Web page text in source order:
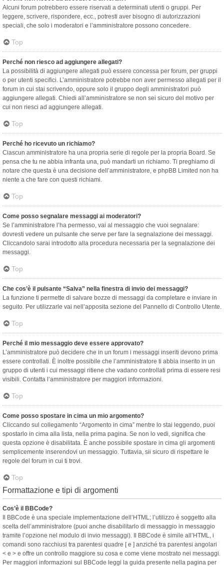
Alcuni forum potrebbero essere riservati a determinati utenti o gruppi. Per
leggere, scrivere, rispondere, ecc., potresti aver bisogno di autorizzazioni
speciali, che solo i moderatori e l’amministratore possono concedere.
Top
Perché non riesco ad aggiungere allegati?
La possibilità di aggiungere allegati può essere concessa per forum, per gruppi
o per utenti specifici. L’amministratore potrebbe non aver permesso allegati per il
forum in cui stai scrivendo, oppure solo il gruppo degli amministratori può
aggiungere allegati. Chiedi all’amministratore se non sei sicuro del motivo per
cui non riesci ad aggiungere allegati.
Top
Perché ho ricevuto un richiamo?
Ciascun amministratore ha una propria serie di regole per la propria Board. Se
pensa che tu ne abbia infranta una, può mandarti un richiamo. Ti preghiamo di
notare che questa è una decisione dell’amministratore, e phpBB Limited non ha
niente a che fare con questi richiami.
Top
Come posso segnalare messaggi ai moderatori?
Se l’amministratore l’ha permesso, vai al messaggio che vuoi segnalare:
dovresti vedere un pulsante che serve per fare la segnalazione dei messaggi.
Cliccandolo sarai introdotto alla procedura necessaria per la segnalazione dei
messaggi.
Top
Che cos’è il pulsante “Salva” nella finestra di invio dei messaggi?
La funzione ti permette di salvare bozze di messaggi da completare e inviare in
seguito. Per utilizzarle vai nell’apposita sezione del Pannello di Controllo Utente.
Top
Perché il mio messaggio deve essere approvato?
L’amministratore può decidere che in un forum i messaggi inseriti devono prima
essere controllati. È inoltre possibile che l’amministratore ti abbia inserito in un
gruppo di utenti i cui messaggi ritiene che vadano controllati prima di essere resi
visibili. Contatta l’amministratore per maggiori informazioni.
Top
Come posso spostare in cima un mio argomento?
Cliccando sul collegamento “Argomento in cima” mentre lo stai leggendo, puoi
spostarlo in cima alla lista, nella prima pagina. Se non lo vedi, significa che
questa opzione è disabilitata. È anche possibile spostare in cima gli argomenti
semplicemente inserendovi un messaggio. Tuttavia, sii sicuro di rispettare le
regole del forum in cui ti trovi.
Top
Formattazione e tipi di argomenti
Cos’è il BBCode?
Il BBCode è una speciale implementazione dell’HTML; l’utilizzo è soggetto alla
scelta dell’amministratore (puoi anche disabilitarlo di messaggio in messaggio
tramite l’opzione nel modulo di invio messaggi). Il BBCode è simile all’HTML, i
comandi sono racchiusi tra parentesi quadre [ e ] anziché tra parentesi angolari
< e > e offre un controllo maggiore su cosa e come viene mostrato nei messaggi.
Per maggiori informazioni sul BBCode leggi la guida presente nella pagina per